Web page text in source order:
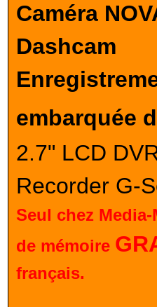
Caméra
Dashcam
embarquée
2.7" LCD
Recorder G-
Seul chez
de mémoire
français.